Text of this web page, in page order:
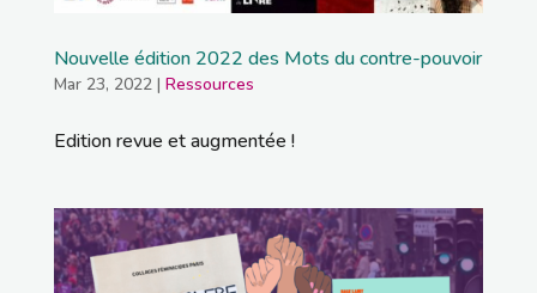
Nouvelle édition 2022 des Mots du contre-pouvoir
Mar 23, 2022| Ressources
Edition revue et augmentée !